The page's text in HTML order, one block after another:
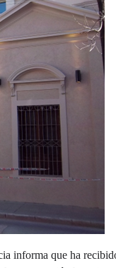
informa que ha